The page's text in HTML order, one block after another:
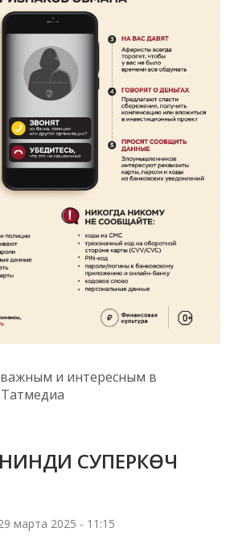
и интересным в
Татмедиа
СУПЕРКӨЧ
марта 2025 - 11:15